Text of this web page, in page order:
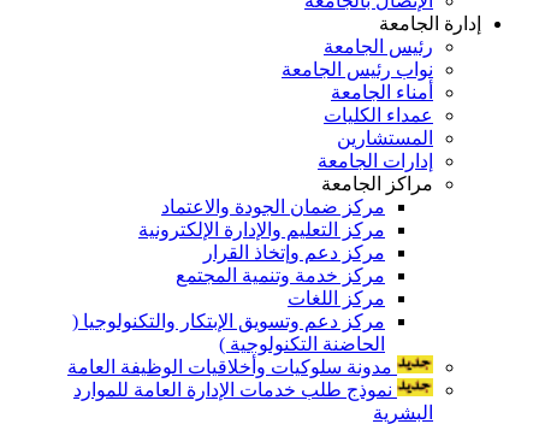
إدارة الجامعة
رئيس الجامعة
نواب رئيس الجامعة
أمناء الجامعة
عمداء الكليات
المستشارين
إدارات الجامعة
مراكز الجامعة
مركز ضمان الجودة والاعتماد
مركز التعليم والإدارة الإلكترونية
مركز دعم وإتخاذ القرار
مركز خدمة وتنمية المجتمع
مركز اللغات
مركز دعم وتسويق الإبتكار والتكنولوجيا (
الحاضنة التكنولوجية )
مدونة سلوكيات وأخلاقيات الوظيفة العامة
نموذج طلب خدمات الإدارة العامة للموارد
البشرية